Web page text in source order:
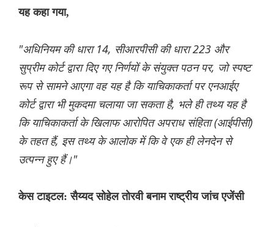
यह कहा गया,
"अधिनियम की धारा 14, सीआरपीसी की धारा 223 और
सुप्रीम कोर्ट द्वारा दिए गए निर्णयों के संयुक्त पठन पर, जो स्पष्ट
रूप से सामने आएगा वह यह है कि याचिकाकर्ता पर एनआईए
कोर्ट द्वारा भी मुकदमा चलाया जा सकता है, भले ही तथ्य यह है
कि याचिकाकर्ता के खिलाफ आरोपित अपराध संहिता (आईपीसी)
के तहत हैं, इस तथ्य के आलोक में कि वे एक ही लेनदेन से
उत्पन्न हुए हैं।"
केस टाइटल: सैय्यद सोहेल तोरवी बनाम राष्ट्रीय जांच एजेंसी